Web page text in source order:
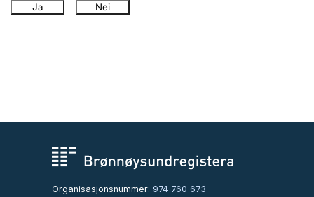
Ja Nei
Organisasjonsnummer: 974 760 673